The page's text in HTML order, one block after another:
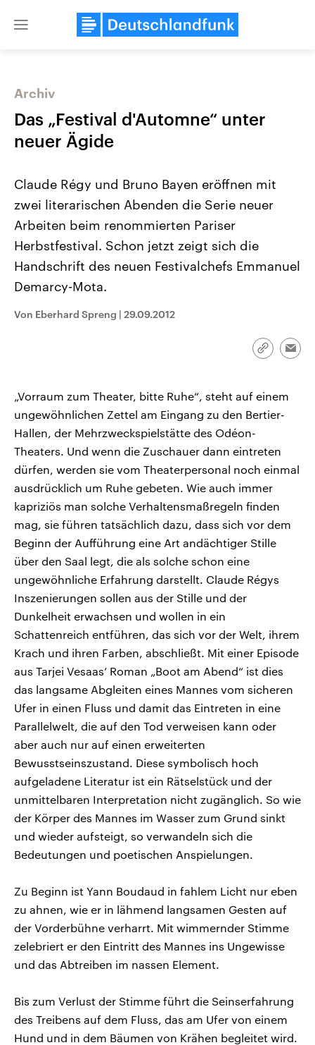
Close
Landtagswahl Sachsen-Anhalt
Alle Informationen
Sachsen-Anhalt wählt am 6.
September 2026 einen neuen
Bundesland von einer Koalition aus
USA
Hintergründe
Audio-Archiv
Archiv
Das „Festival d'Automne“ unter
neuer Ägide
Claude Régy und Bruno Bayen eröffnen mit
zwei literarischen Abenden die Serie neuer
Arbeiten beim renommierten Pariser
Herbstfestival. Schon jetzt zeigt sich die
Handschrift des neuen Festivalchefs Emmanuel
Demarcy-Mota.
Von Eberhard Spreng | 29.09.2012
Link
„Vorraum zum Theater, bitte Ruhe“, steht auf einem
ungewöhnlichen Zettel am Eingang zu den Bertier-
Hallen, der Mehrzweckspielstätte des Odéon-
Theaters. Und wenn die Zuschauer dann eintreten
dürfen, werden sie vom Theaterpersonal noch einmal
ausdrücklich um Ruhe gebeten. Wie auch immer
kapriziös man solche Verhaltensmaßregeln finden
mag, sie führen tatsächlich dazu, dass sich vor dem
Beginn der Aufführung eine Art andächtiger Stille
über den Saal legt, die als solche schon eine
ungewöhnliche Erfahrung darstellt. Claude Régys
Inszenierungen sollen aus der Stille und der
Dunkelheit erwachsen und wollen in ein
Schattenreich entführen, das sich vor der Welt, ihrem
Krach und ihren Farben, abschließt. Mit einer Episode
aus Tarjei Vesaas’ Roman „Boot am Abend“ ist dies
das langsame Abgleiten eines Mannes vom sicheren
Ufer in einen Fluss und damit das Eintreten in eine
Parallelwelt, die auf den Tod verweisen kann oder
aber auch nur auf einen erweiterten
Bewusstseinszustand. Diese symbolisch hoch
aufgeladene Literatur ist ein Rätselstück und der
unmittelbaren Interpretation nicht zugänglich. So wie
der Körper des Mannes im Wasser zum Grund sinkt
und wieder aufsteigt, so verwandeln sich die
Bedeutungen und poetischen Anspielungen.
Zu Beginn ist Yann Boudaud in fahlem Licht nur eben
zu ahnen, wie er in lähmend langsamen Gesten auf
der Vorderbühne verharrt. Mit wimmernder Stimme
zelebriert er den Eintritt des Mannes ins Ungewisse
und das Abtreiben im nassen Element.
Bis zum Verlust der Stimme führt die Seinserfahrung
des Treibens auf dem Fluss, das am Ufer von einem
Hund und in dem Bäumen von Krähen begleitet wird.